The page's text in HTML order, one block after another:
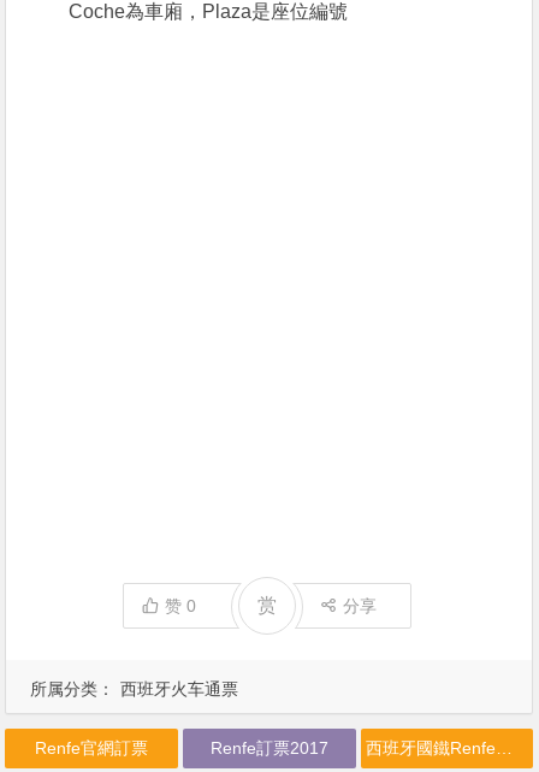
所属分类： 西班牙火车通票
Coche為車廂，Plaza是座位編號
赞0 赏 分享
Renfe官網訂票 Renfe訂票2017 西班牙國鐵Renfe訂票教學